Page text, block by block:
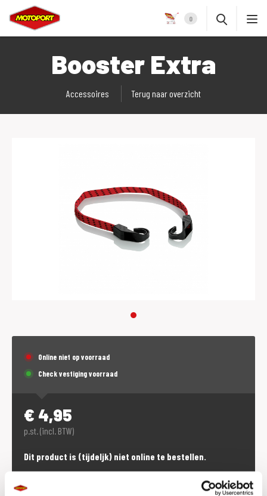
0
Booster Extra
Accessoires Terug naar overzicht
Online niet op voorraad
Check vestiging voorraad
€ 4,95
p.st. (incl. BTW)
Dit product is (tijdeljk) niet online te bestellen.